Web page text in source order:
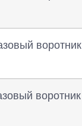
воротник
воротник